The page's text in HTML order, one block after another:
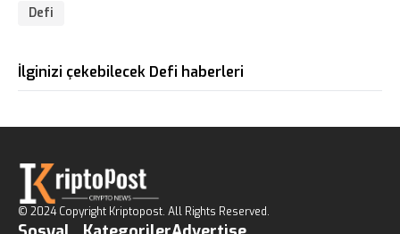
Defi
İlginizi çekebilecek Defi haberleri
© 2024 Copyright Kriptopost. All Rights Reserved.